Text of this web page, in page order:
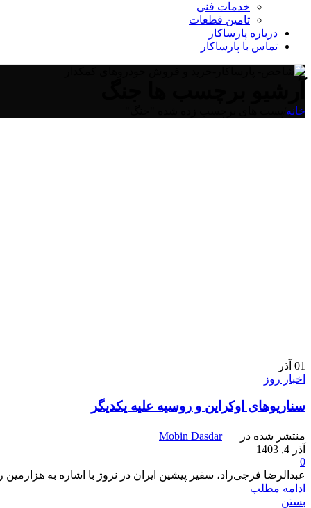
خدمات فنی
تامین قطعات
درباره پارساکار
تماس با پارساکار
خانه
01 آذر
اخبار روز
سناریوهای اوکراین و روسیه علیه یکدیگر
منتشر شده در
Mobin Dasdar
آذر 4, 1403
0
عبدالرضا فرجی‌راد، سفیر پیشین ایران در نروژ با اشاره به
ادامه مطلب
بستن